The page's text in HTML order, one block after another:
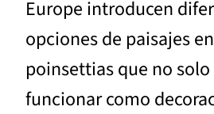
Europe introducen
opciones de paisajes
poinsettias que no
funcionar como